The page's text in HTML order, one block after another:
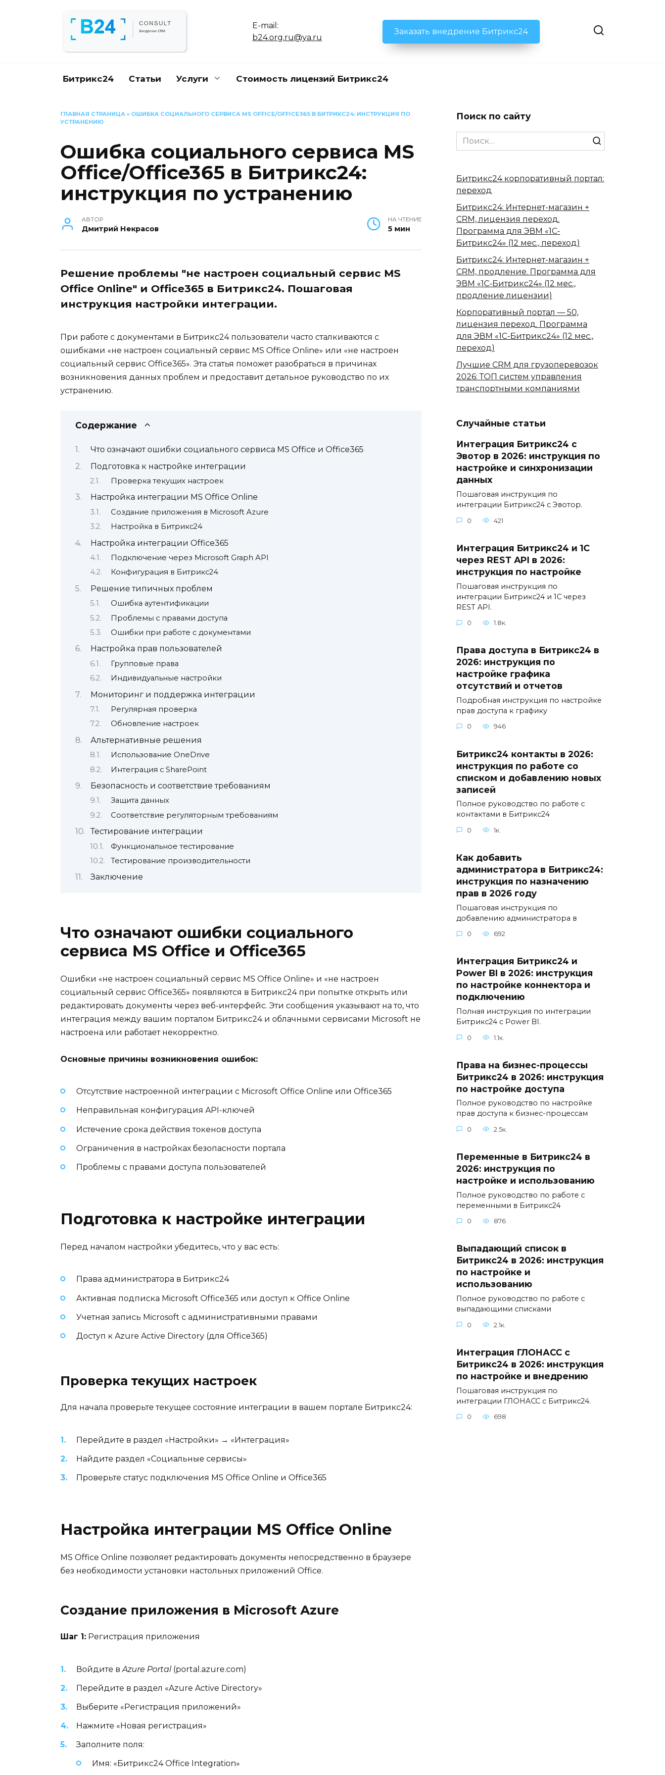
E-mail:
b24.org.ru@ya.ru
Заказать внедрение Битрикс24
Битрикс24 Статьи Услуги Стоимость лицензий Битрикс24
ГЛАВНАЯ СТРАНИЦА » ОШИБКА СОЦИАЛЬНОГО СЕРВИСА MS OFFICE/OFFICE365 В БИТРИКС24: ИНСТРУКЦИЯ ПО
УСТРАНЕНИЮ
Ошибка социального сервиса MS
Office/Office365 в Битрикс24:
инструкция по устранению
АВТОР
Дмитрий Некрасов
НА ЧТЕНИЕ
5 мин
Решение проблемы "не настроен социальный сервис MS
Office Online" и Office365 в Битрикс24. Пошаговая
инструкция настройки интеграции.
При работе с документами в Битрикс24 пользователи часто сталкиваются с
ошибками «не настроен социальный сервис MS Office Online» или «не настроен
социальный сервис Office365». Эта статья поможет разобраться в причинах
возникновения данных проблем и предоставит детальное руководство по их
устранению.
Содержание
Что означают ошибки социального сервиса MS Office и Office365
Подготовка к настройке интеграции
Проверка текущих настроек
Настройка интеграции MS Office Online
Создание приложения в Microsoft Azure
Настройка в Битрикс24
Настройка интеграции Office365
Подключение через Microsoft Graph API
Конфигурация в Битрикс24
Решение типичных проблем
Ошибка аутентификации
Проблемы с правами доступа
Ошибки при работе с документами
Настройка прав пользователей
Групповые права
Индивидуальные настройки
Мониторинг и поддержка интеграции
Регулярная проверка
Обновление настроек
Альтернативные решения
Использование OneDrive
Интеграция с SharePoint
Безопасность и соответствие требованиям
Защита данных
Соответствие регуляторным требованиям
Тестирование интеграции
Функциональное тестирование
Тестирование производительности
Заключение
Что означают ошибки социального
сервиса MS Office и Office365
Ошибки «не настроен социальный сервис MS Office Online» и «не настроен
социальный сервис Office365» появляются в Битрикс24 при попытке открыть или
редактировать документы через веб-интерфейс. Эти сообщения указывают на то, что
интеграция между вашим порталом Битрикс24 и облачными сервисами Microsoft не
настроена или работает некорректно.
Основные причины возникновения ошибок:
Отсутствие настроенной интеграции с Microsoft Office Online или Office365
Неправильная конфигурация API-ключей
Истечение срока действия токенов доступа
Ограничения в настройках безопасности портала
Проблемы с правами доступа пользователей
Подготовка к настройке интеграции
Перед началом настройки убедитесь, что у вас есть:
Права администратора в Битрикс24
Активная подписка Microsoft Office365 или доступ к Office Online
Учетная запись Microsoft с административными правами
Доступ к Azure Active Directory (для Office365)
Проверка текущих настроек
Для начала проверьте текущее состояние интеграции в вашем портале Битрикс24:
Перейдите в раздел «Настройки» → «Интеграция»
Найдите раздел «Социальные сервисы»
Проверьте статус подключения MS Office Online и Office365
Настройка интеграции MS Office Online
MS Office Online позволяет редактировать документы непосредственно в браузере
без необходимости установки настольных приложений Office.
Создание приложения в Microsoft Azure
Шаг 1: Регистрация приложения
Войдите в Azure Portal(portal.azure.com)
Перейдите в раздел «Azure Active Directory»
Выберите «Регистрация приложений»
Нажмите «Новая регистрация»
Заполните поля:
Имя: «Битрикс24 Office Integration»
Поиск по сайту
Search
for:
Битрикс24 корпоративный портал:
переход
Битрикс24: Интернет-магазин +
CRM, лицензия переход.
Программа для ЭВМ «1С-
Битрикс24» (12 мес., переход)
Битрикс24: Интернет-магазин +
CRM, продление. Программа для
ЭВМ «1С-Битрикс24» (12 мес.,
продление лицензии)
Корпоративный портал — 50,
лицензия переход. Программа
для ЭВМ «1С-Битрикс24» (12 мес.,
переход)
Лучшие CRM для грузоперевозок
2026: ТОП систем управления
транспортными компаниями
Случайные статьи
Интеграция Битрикс24 с
Эвотор в 2026: инструкция по
настройке и синхронизации
данных
Пошаговая инструкция по
интеграции Битрикс24 с Эвотор.
0 421
Интеграция Битрикс24 и 1С
через REST API в 2026:
инструкция по настройке
Пошаговая инструкция по
интеграции Битрикс24 и 1С через
REST API.
0 1.8к.
Права доступа в Битрикс24 в
2026: инструкция по
настройке графика
отсутствий и отчетов
Подробная инструкция по настройке
прав доступа к графику
0 946
Битрикс24 контакты в 2026:
инструкция по работе со
списком и добавлению новых
записей
Полное руководство по работе с
контактами в Битрикс24
0 1к.
Как добавить
администратора в Битрикс24:
инструкция по назначению
прав в 2026 году
Пошаговая инструкция по
добавлению администратора в
0 692
Интеграция Битрикс24 и
Power BI в 2026: инструкция
по настройке коннектора и
подключению
Полная инструкция по интеграции
Битрикс24 с Power BI.
0 1.1к.
Права на бизнес-процессы
Битрикс24 в 2026: инструкция
по настройке доступа
Полное руководство по настройке
прав доступа к бизнес-процессам
0 2.5к.
Переменные в Битрикс24 в
2026: инструкция по
настройке и использованию
Полное руководство по работе с
переменными в Битрикс24
0 876
Выпадающий список в
Битрикс24 в 2026: инструкция
по настройке и
использованию
Полное руководство по работе с
выпадающими списками
0 2.1к.
Интеграция ГЛОНАСС с
Битрикс24 в 2026: инструкция
по настройке и внедрению
Пошаговая инструкция по
интеграции ГЛОНАСС с Битрикс24.
0 698